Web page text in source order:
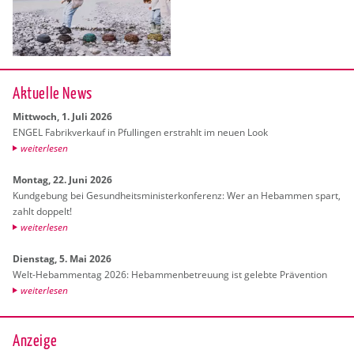
Ak­tu­el­le News
Mitt­woch, 1. Juli 2026
ENGEL Fa­brik­ver­kauf in Pful­lin­gen er­strahlt im neuen Look
wei­ter­le­sen
Mon­tag, 22. Juni 2026
Kund­ge­bung bei Ge­sund­heits­mi­nis­ter­kon­fe­renz: Wer an Heb­am­men spart,
zahlt dop­pelt!
wei­ter­le­sen
Diens­tag, 5. Mai 2026
Welt-Heb­am­men­tag 2026: Heb­am­men­be­treu­ung ist ge­leb­te Prä­ven­ti­on
wei­ter­le­sen
Anzeige